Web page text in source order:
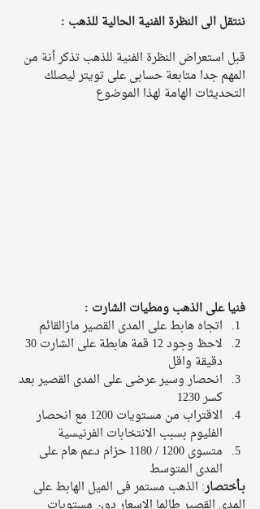
ننتقل الى النظرة الفنية الحالية للذهب :
قبل استعراض النظرة الفنية للذهب تذكر أنة من
المهم جدا متابعة حسابى على تويتر ليصلك
التحديثات الهامة لهذا الموضوع
فنيا على الذهب ومطيات الشارت :
اتجاه هابط على المدى القصير مازالقائم
دقيقة واقل
انحصار وسير عرضى على المدى القصير بعد
كسر 1230
الاقتراب من مستويات 1200 مع انحصار
الفليوم بسبب الانتخابات الفرنيسية
متسوى 1200 / 1180 حزام دعم هام على
المدى المتوسط
بـأختصار: الذهب مستمر فى الميل الهابط على